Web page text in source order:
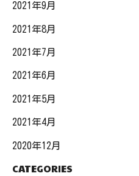
2021年9月
2021年8月
2021年7月
2021年6月
2021年5月
2021年4月
2020年12月
CATEGORIES